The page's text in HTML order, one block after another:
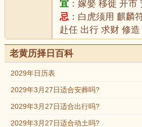
宜 ：嫁娶 移徙 开市
忌 ：白虎须用 麒麟
赴任 出行 求财 修造
老黄历择日百科
2029年日历表
2029年3月27日适合安葬吗?
2029年3月27日适合出行吗?
2029年3月27日适合动土吗?